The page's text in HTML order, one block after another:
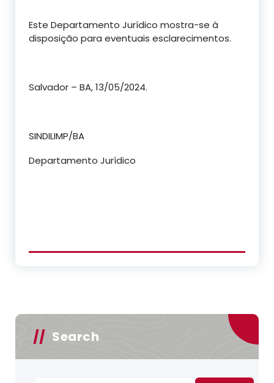
Este Departamento Jurídico mostra-se à
disposição para eventuais esclarecimentos.
Salvador – BA, 13/05/2024.
SINDILIMP/BA
Departamento Jurídico
Search